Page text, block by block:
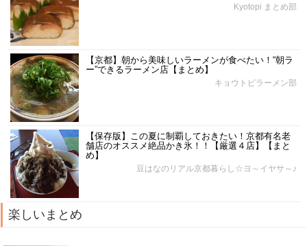
Kyotopi まとめ部
【京都】朝から美味しいラーメンが食べたい！“朝ラ
ー”できるラーメン店【まとめ】
キョウトピラーメン部
【保存版】この夏に制覇しておきたい！京都有名老
舗店のオススメ絶品かき氷！！【厳選４店】【まと
め】
豆はなのリアル京都暮らし☆ヨ～イヤサ～♪
楽しいまとめ